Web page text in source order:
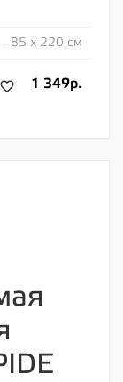
85 х 220 см
1 349р.